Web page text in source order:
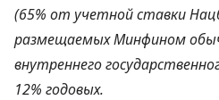
(65% от учетной ставки
размещаемых Минфином
внутреннего
12% годовых.